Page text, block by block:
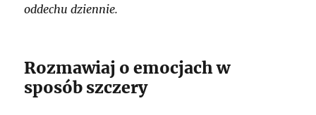
oddechu dziennie.
Rozmawiaj o emocjach w
sposób szczery